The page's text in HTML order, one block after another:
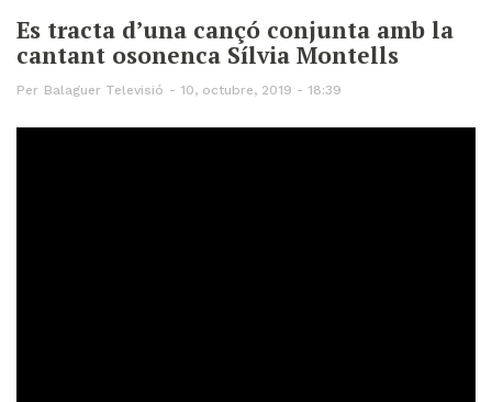
Es tracta d’una cançó conjunta amb la
cantant osonenca Sílvia Montells
Per Balaguer Televisió 10, octubre, 2019 - 18:39